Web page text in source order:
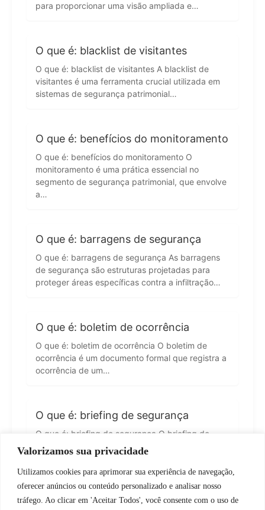
Valorizamos sua privacidade
Utilizamos cookies para aprimorar sua experiência de navegação,
oferecer anúncios ou conteúdo personalizado e analisar nosso
tráfego. Ao clicar em 'Aceitar Todos', você consente com o uso de
para proporcionar uma visão ampliada e…
O que é: blacklist de visitantes
O que é: blacklist de visitantes A blacklist de
visitantes é uma ferramenta crucial utilizada em
sistemas de segurança patrimonial…
O que é: benefícios do monitoramento
O que é: benefícios do monitoramento O
monitoramento é uma prática essencial no
segmento de segurança patrimonial, que envolve
a…
O que é: barragens de segurança
O que é: barragens de segurança As barragens
de segurança são estruturas projetadas para
proteger áreas específicas contra a infiltração…
O que é: boletim de ocorrência
O que é: boletim de ocorrência O boletim de
ocorrência é um documento formal que registra a
ocorrência de um…
O que é: briefing de segurança
O que é: briefing de segurança O briefing de
segurança é um documento fundamental que
estabelece diretrizes e informações essenciais…
1 2 3 … 15 Próximo »
WhatsApp JF Tech